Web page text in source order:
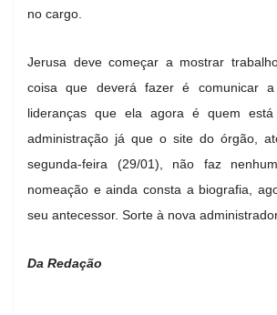
no cargo.
Jerusa deve começar a mostrar
coisa que deverá fazer é comunicar
lideranças que ela agora é quem
administração já que o site do órgão,
segunda-feira (29/01), não faz
nomeação e ainda consta a biografia,
seu antecessor. Sorte à nova
Da Redação